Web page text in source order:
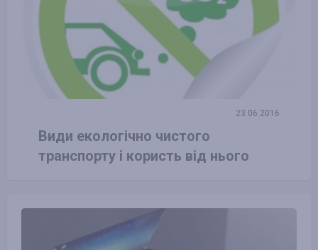
23.06.2016
Види екологічно чистого
транспорту і користь від нього